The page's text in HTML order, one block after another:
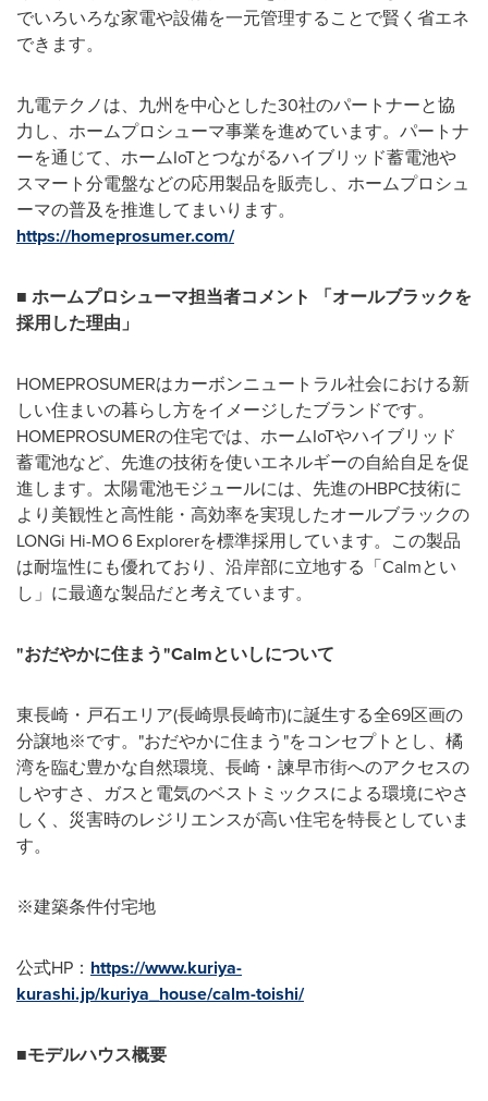
でいろいろな家電や設備を一元管理することで賢く省エネ
できます。
九電テクノは、九州を中心とした30社のパートナーと協
力し、ホームプロシューマ事業を進めています。パートナ
ーを通じて、ホームIoTとつながるハイブリッド蓄電池や
スマート分電盤などの応用製品を販売し、ホームプロシュ
ーマの普及を推進してまいります。
https://homeprosumer.com/
■ ホームプロシューマ担当者コメント 「オールブラックを
採用した理由」
HOMEPROSUMERはカーボンニュートラル社会における新
しい住まいの暮らし方をイメージしたブランドです。
HOMEPROSUMERの住宅では、ホームIoTやハイブリッド
蓄電池など、先進の技術を使いエネルギーの自給自足を促
進します。太陽電池モジュールには、先進のHBPC技術に
より美観性と高性能・高効率を実現したオールブラックの
LONGi Hi-MO６Explorerを標準採用しています。この製品
は耐塩性にも優れており、沿岸部に立地する「Calmとい
し」に最適な製品だと考えています。
"おだやかに住まう"Calmといしについて
東長崎・戸石エリア(長崎県長崎市)に誕生する全69区画の
分譲地※です。"おだやかに住まう"をコンセプトとし、橘
湾を臨む豊かな自然環境、長崎・諫早市街へのアクセスの
しやすさ、ガスと電気のベストミックスによる環境にやさ
しく、災害時のレジリエンスが高い住宅を特長としていま
す。
※建築条件付宅地
公式HP： https://www.kuriya-
kurashi.jp/kuriya_house/calm-toishi/
■モデルハウス概要